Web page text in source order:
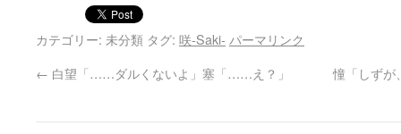
カテゴリー: 未分類 タグ: 咲-Saki- パーマリンク
← 白望「……ダルくないよ」塞「……え？」 憧「しずが